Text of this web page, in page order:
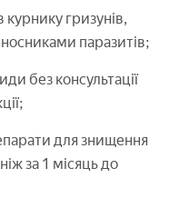
гризунів,
паразитів;
без консультації
для знищення
за 1 місяць до